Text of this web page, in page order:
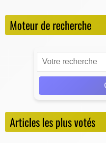
Moteur de recherche
Articles les plus votés